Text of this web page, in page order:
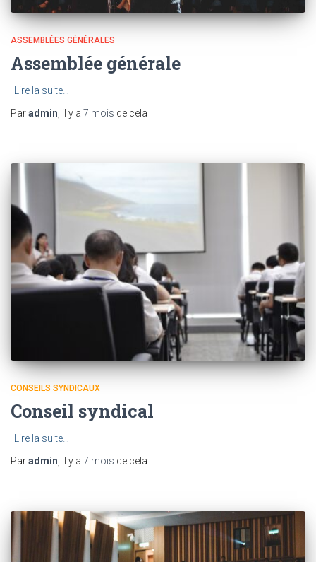
ASSEMBLÉES GÉNÉRALES
Assemblée générale
Lire la suite…
Paradmin , il y a 7 mois de cela
CONSEILS SYNDICAUX
Conseil syndical
Lire la suite…
Paradmin , il y a 7 mois de cela